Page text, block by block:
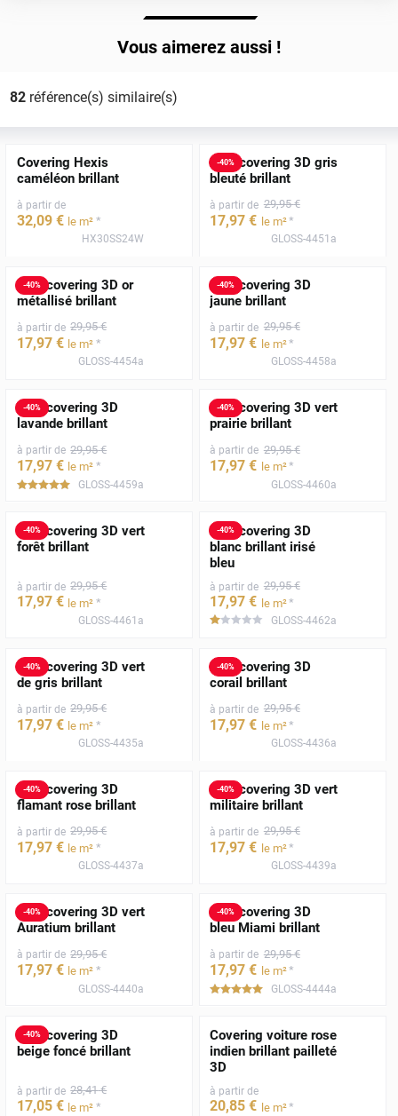
Vous aimerez aussi !
82référence(s) similaire(s)
Covering Hexis
caméléon brillant
à partir de
32,09 € le m² *
HX30SS24W
-40%
Film covering 3D gris
bleuté brillant
à partir de 29,95 €
17,97 € le m²*
GLOSS-4451a
-40%
Film covering 3D or
métallisé brillant
à partir de 29,95 €
17,97 € le m² *
GLOSS-4454a
-40%
Film covering 3D
jaune brillant
à partir de 29,95 €
17,97 € le m²*
GLOSS-4458a
-40%
Film covering 3D
lavande brillant
à partir de 29,95 €
17,97 € le m² *
*****
GLOSS-4459a
-40%
Film covering 3D vert
prairie brillant
à partir de 29,95 €
17,97 € le m²*
GLOSS-4460a
-40%
Film covering 3D vert
forêt brillant
à partir de 29,95 €
17,97 € le m² *
GLOSS-4461a
-40%
Film covering 3D
blanc brillant irisé
bleu
à partir de 29,95 €
17,97 € le m²*
***** GLOSS-4462a
-40%
Film covering 3D vert
de gris brillant
à partir de 29,95 €
17,97 € le m² *
GLOSS-4435a
-40%
Film covering 3D
corail brillant
à partir de 29,95 €
17,97 € le m²*
GLOSS-4436a
-40%
Film covering 3D
flamant rose brillant
à partir de 29,95 €
17,97 € le m² *
GLOSS-4437a
-40%
Film covering 3D vert
militaire brillant
à partir de 29,95 €
17,97 € le m²*
GLOSS-4439a
-40%
Film covering 3D vert
Auratium brillant
à partir de 29,95 €
17,97 € le m² *
GLOSS-4440a
-40%
Film covering 3D
bleu Miami brillant
à partir de 29,95 €
17,97 € le m²*
*****
GLOSS-4444a
-40%
Film covering 3D
beige foncé brillant
à partir de 28,41 €
17,05 € le m² *
Covering voiture rose
indien brillant pailleté
3D
à partir de
20,85 € le m²*